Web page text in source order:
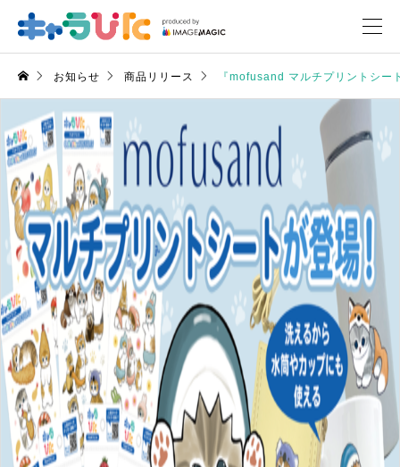
お知らせ 商品リリース 『mofusand マルチプリントシー